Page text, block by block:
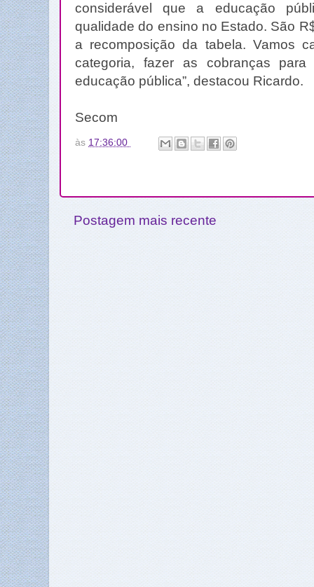
considerável que a educação
qualidade do ensino no Estado. São
a recomposição da tabela. Vamos
categoria, fazer as cobranças
educação pública”, destacou Ricardo.
Secom
às 17:36:00
Postagem mais recente